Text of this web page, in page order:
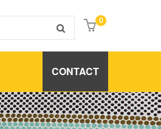
0
CONTACT